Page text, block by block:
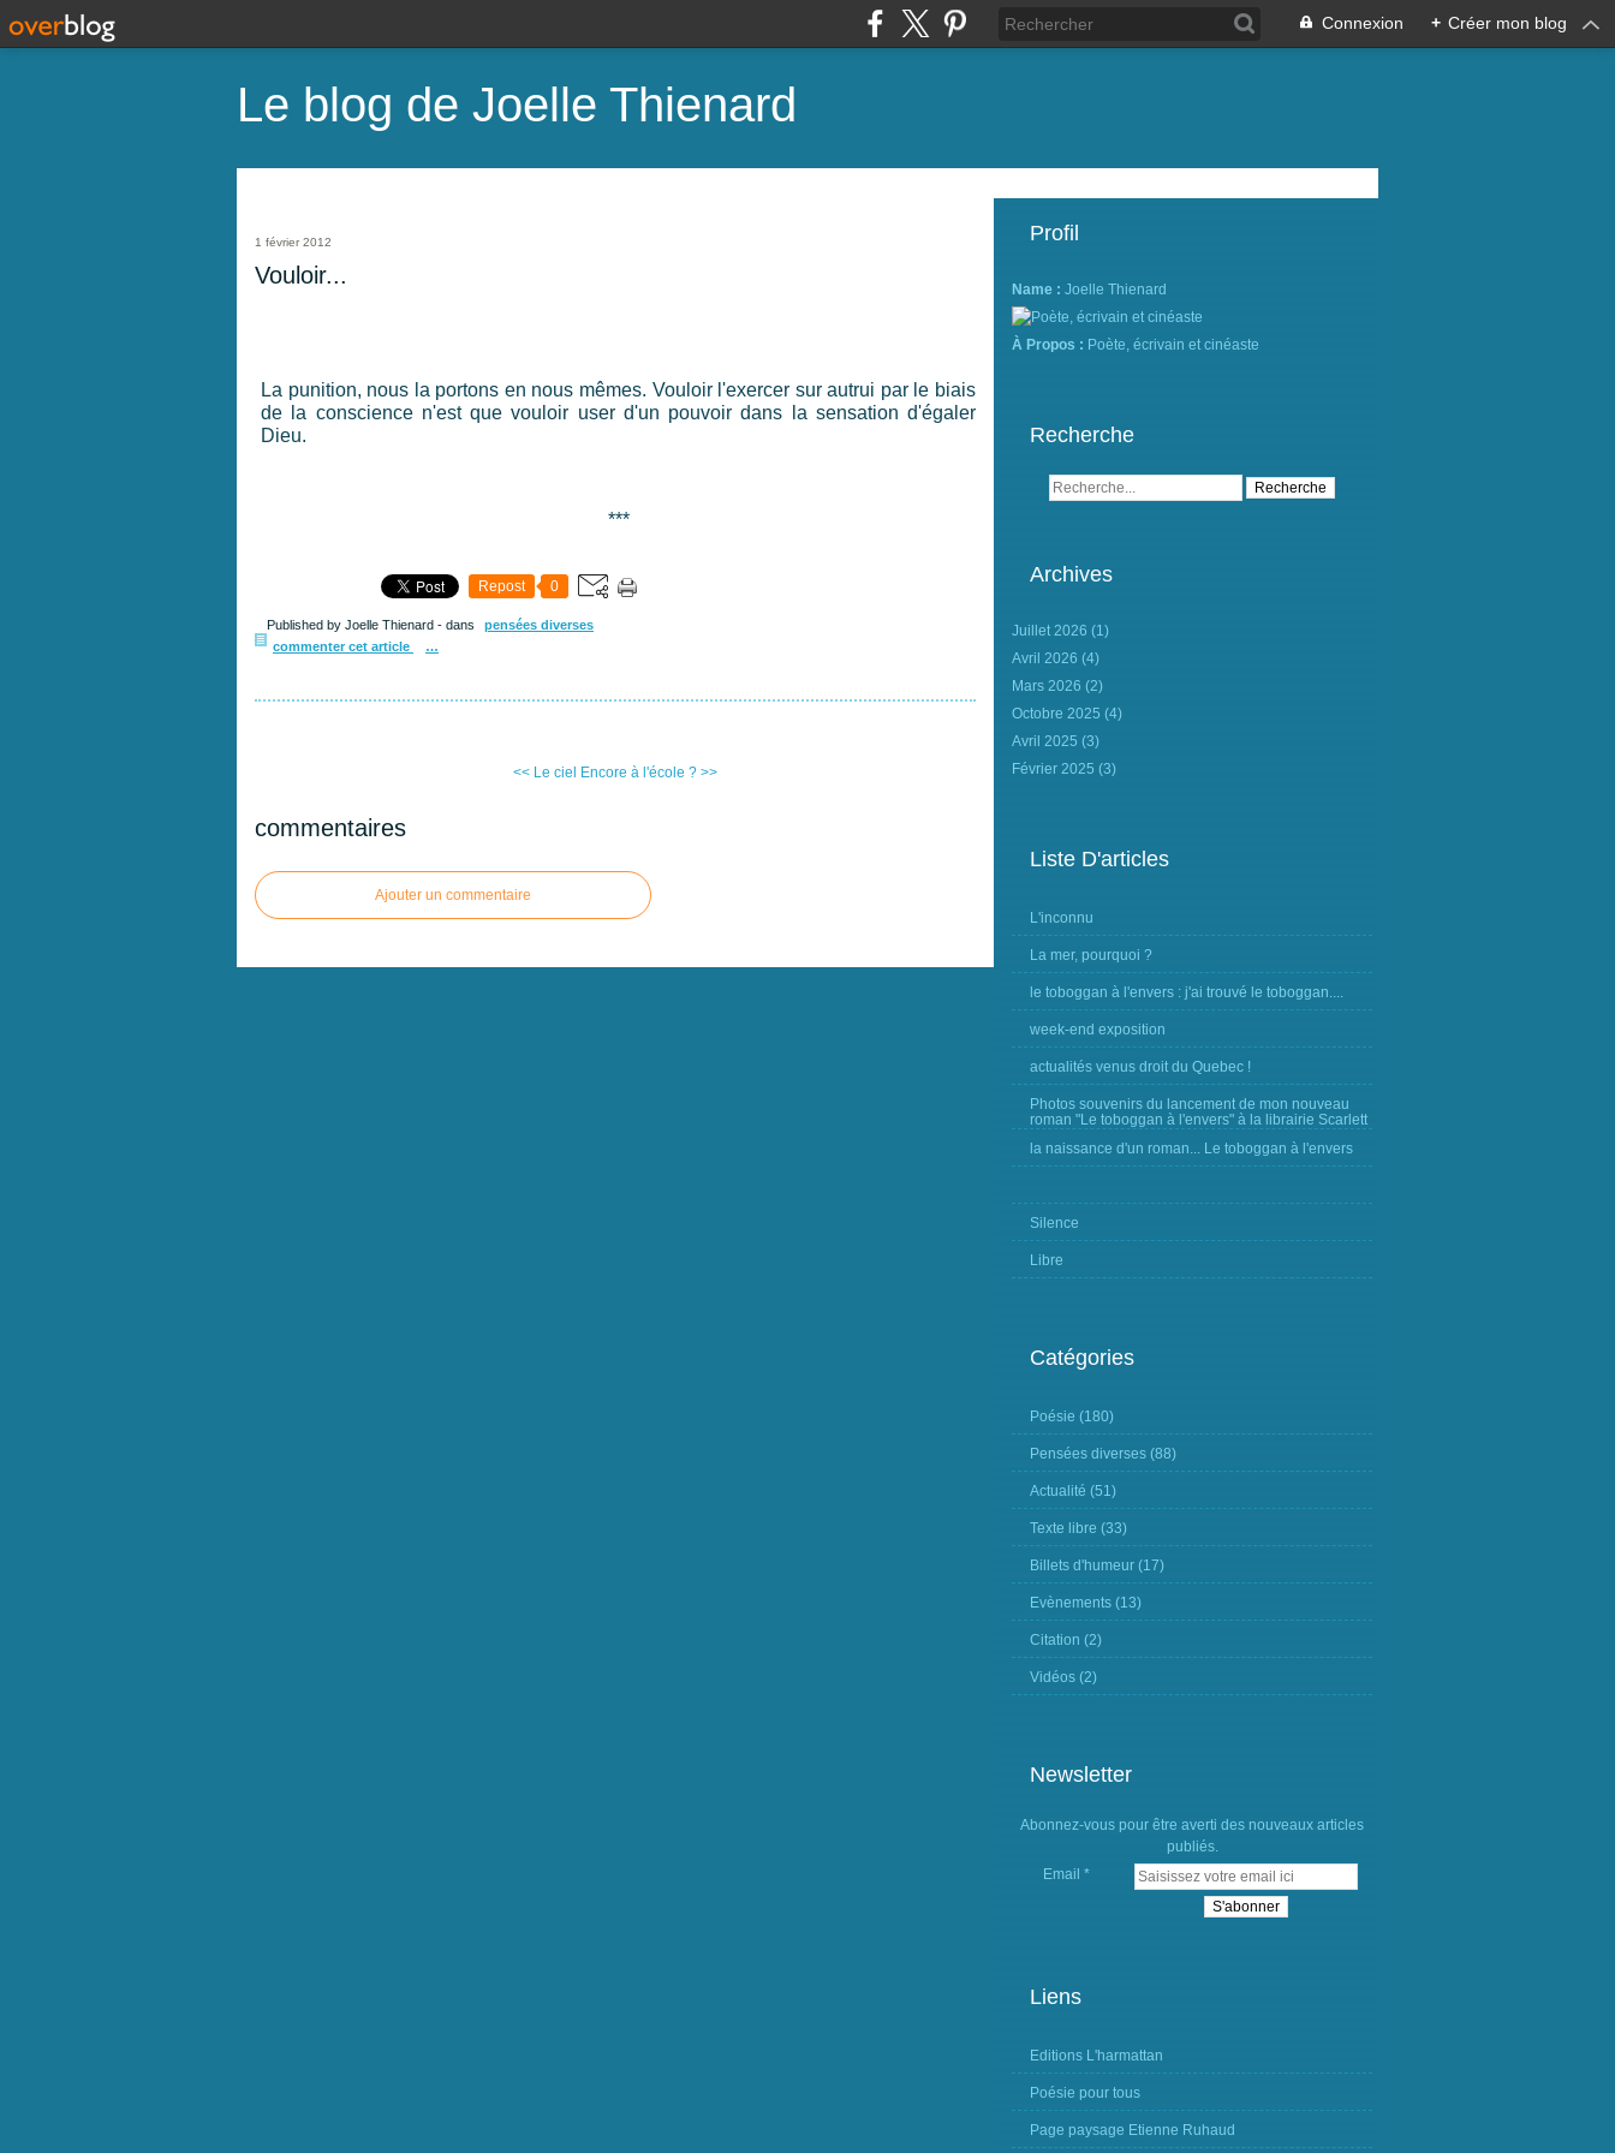
Connexion + Créer mon blog
Le blog de Joelle Thienard
1 février 2012
Vouloir...
La punition, nous la portons en nous mêmes. Vouloir l'exercer sur autrui par le biais
de la conscience n'est que vouloir user d'un pouvoir dans la sensation d'égaler
Dieu.
***
Repost 0
Published by Joelle Thienard - dans
pensées diverses
commenter cet article
…
<< Le ciel Encore à l'école ? >>
commentaires
Ajouter un commentaire
Profil
Name : Joelle Thienard
À Propos : Poète, écrivain et cinéaste
Recherche
Archives
Juillet 2026 (1)
Avril 2026 (4)
Mars 2026 (2)
Octobre 2025 (4)
Avril 2025 (3)
Février 2025 (3)
Liste D'articles
L'inconnu
La mer, pourquoi ?
le toboggan à l'envers : j'ai trouvé le toboggan....
week-end exposition
actualités venus droit du Quebec !
Photos souvenirs du lancement de mon nouveau
roman "Le toboggan à l'envers" à la librairie Scarlett
la naissance d'un roman... Le toboggan à l'envers
Silence
Libre
Catégories
Poésie (180)
Pensées diverses (88)
Actualité (51)
Texte libre (33)
Billets d'humeur (17)
Evènements (13)
Citation (2)
Vidéos (2)
Newsletter
Abonnez-vous pour être averti des nouveaux articles
publiés.
Email
Liens
Editions L'harmattan
Poésie pour tous
Page paysage Etienne Ruhaud